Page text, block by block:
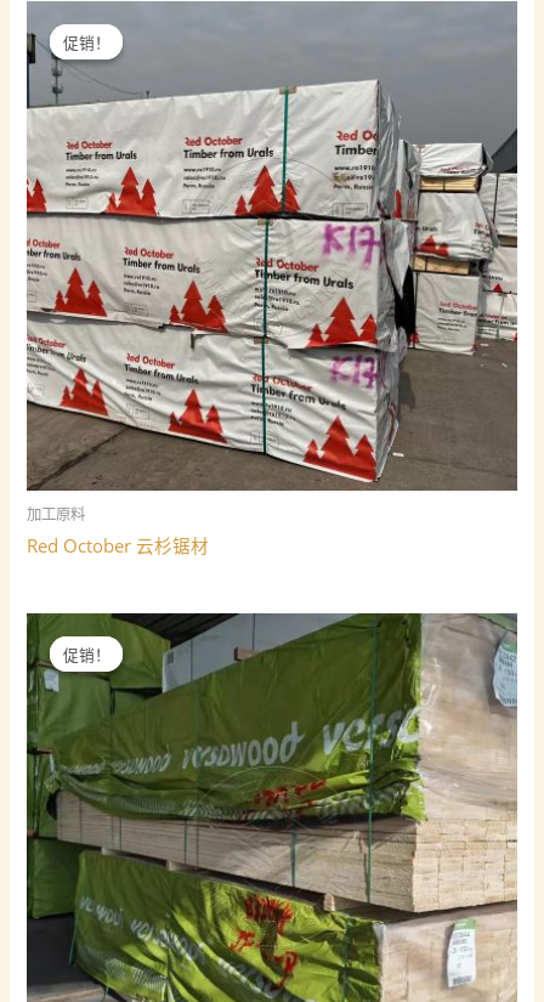
促销！
促销！
加工原料
Red October 云杉锯材
促销！
促销！